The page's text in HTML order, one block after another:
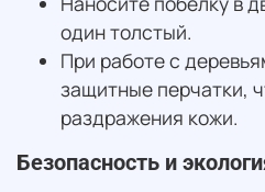
один толстый.
При работе с
защитные перчатки,
раздражения кожи.
Безопасность и